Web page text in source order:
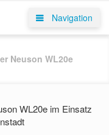
Navigation
Neuson WL20e
WL20e im Einsatz